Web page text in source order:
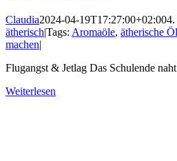
Claudia2024-04-19T17:27:00+02:00
ätherisch|Tags: Aromaöle, ätherische
machen|
Flugangst & Jetlag Das Schulende
Weiterlesen